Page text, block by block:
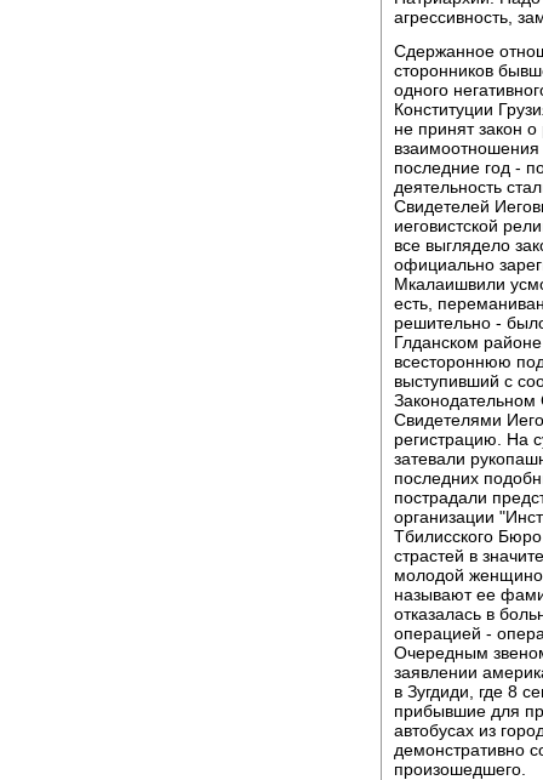
агрессивность,
Сдержанное
сторонников
одного
Конституции
не принят закон
последние год -
деятельность
Свидетелей
иеговистской
все выглядело
официально
Мкалаишвили
есть,
решительно -
Глданском
всестороннюю
выступивший с
Свидетелями
регистрацию. На
затевали
последних
пострадали
организации
Тбилисского
страстей в
молодой
называют ее
отказалась в
операцией -
Очередным
заявлении
в Зугдиди, где 8
прибывшие для
автобусах из
демонстративно
произошедшего.